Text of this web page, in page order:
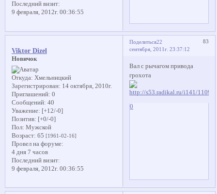
Последний визит:
9 февраля, 2012г. 00:36:55
Поделиться 83
22
сентября, 2011г. 23:37:12
Viktor Dizel
Новичок
Откуда: Хмельницкий
Зарегистрирован: 14 октября, 2010г.
Приглашений: 0
Сообщений: 40
Уважение: [+12/-0]
Позитив: [+0/-0]
Пол: Мужской
Возраст: 65 [1961-02-16]
Провел на форуме:
4 дня 7 часов
Последний визит:
9 февраля, 2012г. 00:36:55
Вал с рычагом привода
грохота
0